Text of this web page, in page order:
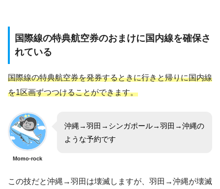
国際線の特典航空券のおまけに国内線を確保さ
れている
国際線の特典航空券を発券するときに行きと帰りに国内線
を1区画ずつつけることができます。
Momo-rock
沖縄→羽田→シンガポール→羽田→沖縄の
ような予約です
この技だと沖縄→羽田は壊滅しますが、羽田→沖縄が壊滅